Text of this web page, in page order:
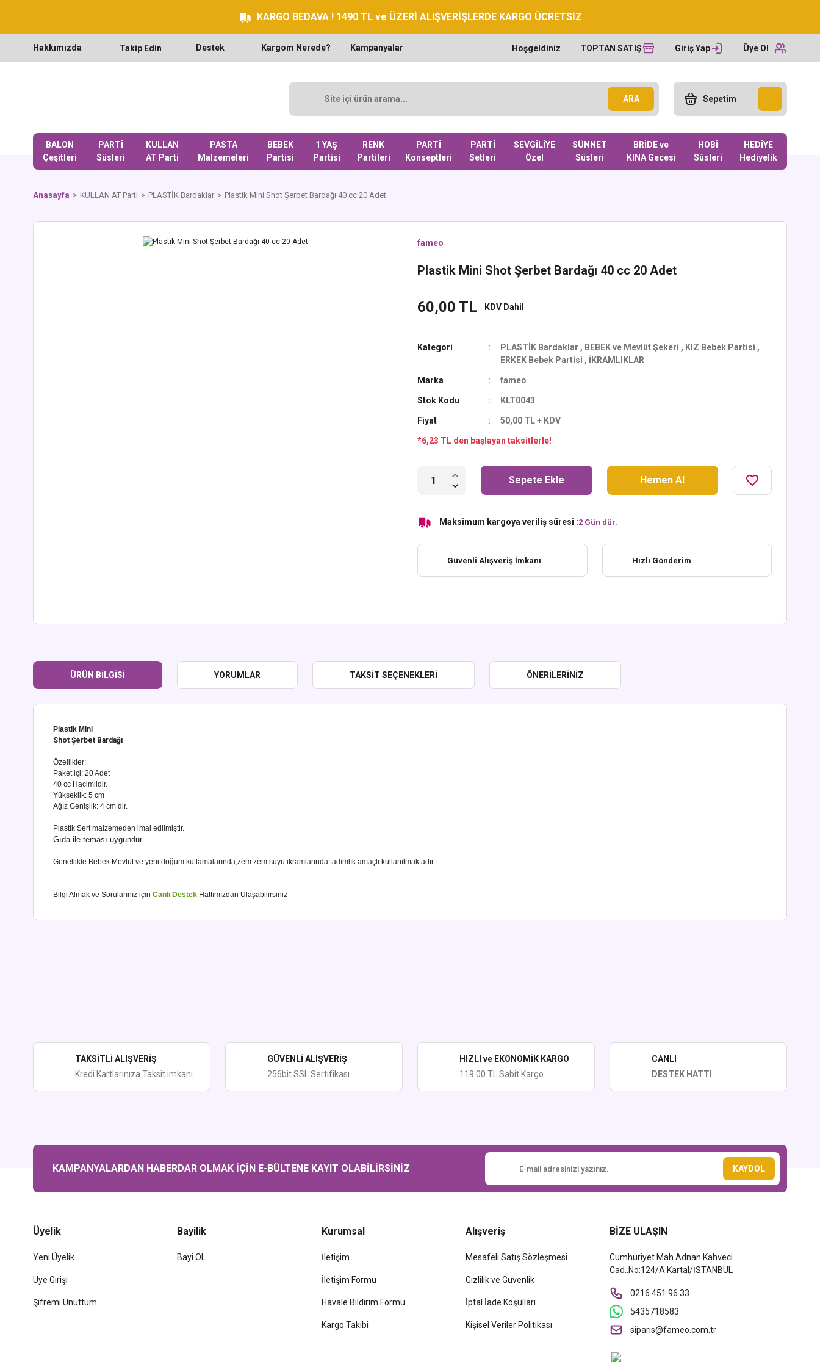
KARGO BEDAVA ! 1490 TL ve ÜZERİ ALIŞVERİŞLERDE KARGO ÜCRETSİZ
Hakkımızda Takip Edin Destek Kargom Nerede? Kampanyalar Hoşgeldiniz TOPTAN SATIŞ Giriş Yap Üye Ol
ARA Sepetim
BALON
Çeşitleri
PARTİ
Süsleri
KULLAN
AT Parti
PASTA
Malzemeleri
BEBEK
Partisi
1 YAŞ
Partisi
RENK
Partileri
PARTİ
Konseptleri
PARTİ
Setleri
SEVGİLİYE
Özel
SÜNNET
Süsleri
BRİDE ve
KINA Gecesi
HOBİ
Süsleri
HEDİYE
Hediyelik
Anasayfa KULLAN AT Parti PLASTİK Bardaklar Plastik Mini Shot Şerbet Bardağı 40 cc 20 Adet
fameo
Plastik Mini Shot Şerbet Bardağı 40 cc 20 Adet
60,00 TL KDV Dahil
Kategori PLASTİK Bardaklar , BEBEK ve Mevlüt Şekeri , KIZ Bebek Partisi ,
ERKEK Bebek Partisi , İKRAMLIKLAR
Marka fameo
Stok Kodu KLT0043
Fiyat 50,00 TL + KDV
*6,23 TL den başlayan taksitlerle!
Sepete Ekle Hemen Al
Maksimum kargoya veriliş süresi :2 Gün dür.
Güvenli Alışveriş İmkanı Hızlı Gönderim
ÜRÜN BILGISI YORUMLAR TAKSIT SEÇENEKLERI ÖNERILERINIZ
Plastik Mini
Shot Şerbet Bardağı
Özellikler:
Paket içi: 20 Adet
40 cc Hacimlidir.
Yükseklik: 5 cm
Ağız Genişlik: 4 cm dir.
Plastik Sert malzemeden imal edilmiştir.
Gıda ile teması uygundur.
Genellikle Bebek Mevlüt ve yeni doğum kutlamalarında,zem zem suyu ikramlarında tadımlık amaçlı kullanılmaktadır.
Bilgi Almak ve Sorularınız için Canlı Destek Hattımızdan Ulaşabilirsiniz
Ürün fiyatı diğer sitelerden daha pahalı.
Bu ürüne benzer farklı alternatifler olmalı.
TAKSİTLİ ALIŞVERİŞ
Kredi Kartlarınıza Taksit imkanı
GÜVENLİ ALIŞVERİŞ
256bit SSL Sertifikası
HIZLI ve EKONOMİK KARGO
119.00 TL Sabit Kargo
CANLI
DESTEK HATTI
KAMPANYALARDAN HABERDAR OLMAK İÇİN E-BÜLTENE KAYIT OLABİLİRSİNİZ KAYDOL
Üyelik
Yeni Üyelik
Üye Girişi
Şifremi Unuttum
Bayilik
Bayi OL
Kurumsal
İletişim
İletişim Formu
Havale Bildirim Formu
Kargo Takibi
Alışveriş
Mesafeli Satış Sözleşmesi
Gizlilik ve Güvenlik
İptal İade Koşullari
Kişisel Veriler Politikası
BİZE ULAŞIN
Cumhuriyet Mah.Adnan Kahveci
Cad..No:124/A Kartal/İSTANBUL
0216 451 96 33
5435718583
siparis@fameo.com.tr